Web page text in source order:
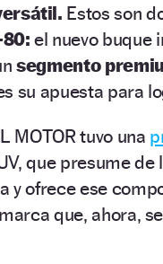
Estos son
80: el nuevo buque
segmento
su apuesta para
MOTOR tuvo una
que presume
y ofrece ese
que, ahora,